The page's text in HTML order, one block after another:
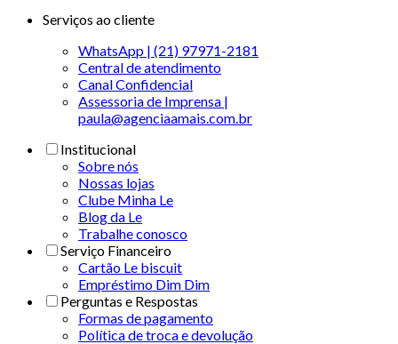
Serviços ao cliente
WhatsApp | (21) 97971-2181
Central de atendimento
Canal Confidencial
Assessoria de Imprensa |
paula@agenciaamais.com.br
Institucional
Sobre nós
Nossas lojas
Clube Minha Le
Blog da Le
Trabalhe conosco
Serviço Financeiro
Cartão Le biscuit
Empréstimo Dim Dim
Perguntas e Respostas
Formas de pagamento
Política de troca e devolução